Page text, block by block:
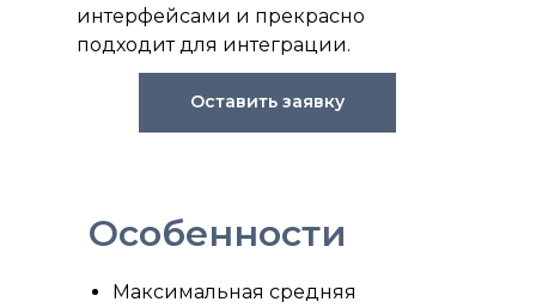
интерфейсами и прекрасно
подходит для интеграции.
Особенности
Максимальная средняя
Оставить заявку